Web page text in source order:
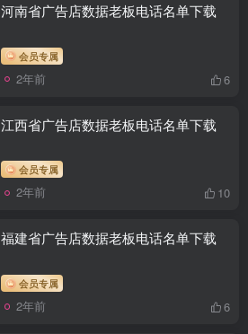
河南省广告店数据老板电话名单下载
会员专属
2年前 6
江西省广告店数据老板电话名单下载
会员专属
2年前 10
福建省广告店数据老板电话名单下载
会员专属
2年前 6